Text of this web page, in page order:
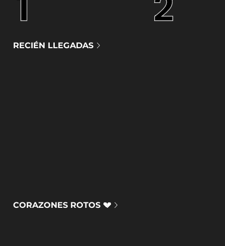
RECIÉN LLEGADAS
CORAZONES ROTOS 💔